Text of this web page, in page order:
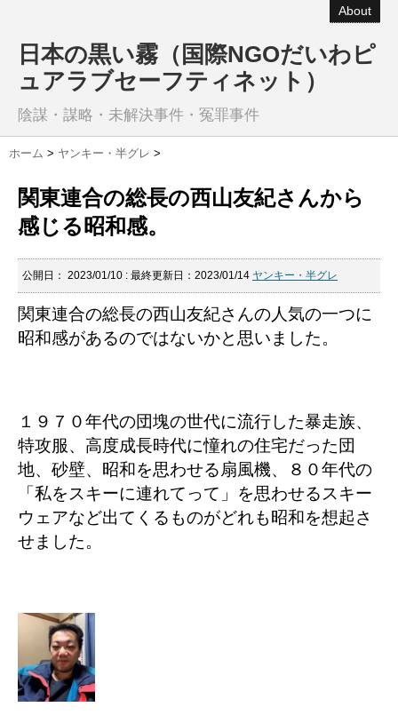
About
日本の黒い霧（国際NGOだいわピ
ュアラブセーフティネット）
陰謀・謀略・未解決事件・冤罪事件
ホーム > ヤンキー・半グレ >
関東連合の総長の西山友紀さんから
感じる昭和感。
公開日： 2023/01/10 : 最終更新日：2023/01/14 ヤンキー・半グレ
関東連合の総長の西山友紀さんの人気の一つに
昭和感があるのではないかと思いました。
１９７０年代の団塊の世代に流行した暴走族、
特攻服、高度成長時代に憧れの住宅だった団
地、砂壁、昭和を思わせる扇風機、８０年代の
「私をスキーに連れてって」を思わせるスキー
ウェアなど出てくるものがどれも昭和を想起さ
せました。